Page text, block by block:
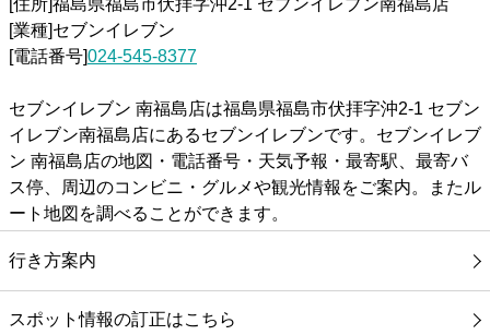
[業種]セブンイレブン
[電話番号]024-545-8377
セブンイレブン 南福島店は福島県福島市伏拝字沖2-1 セブン
イレブン南福島店にあるセブンイレブンです。セブンイレブ
ン 南福島店の地図・電話番号・天気予報・最寄駅、最寄バ
ス停、周辺のコンビニ・グルメや観光情報をご案内。またル
ート地図を調べることができます。
行き方案内
スポット情報の訂正はこちら